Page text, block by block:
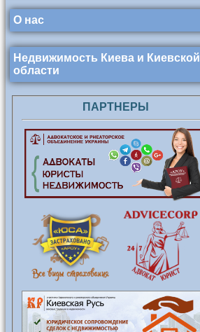
О нас
Недвижимость Киева и Киевской
области
ПАРТНЕРЫ